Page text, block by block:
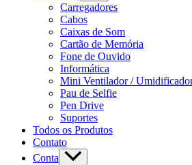
Carregadores
Cabos
Caixas de Som
Cartão de Memória
Fone de Ouvido
Informática
Mini Ventilador /
Pau de Selfie
Pen Drive
Suportes
Todos os Produtos
Contato
Conta